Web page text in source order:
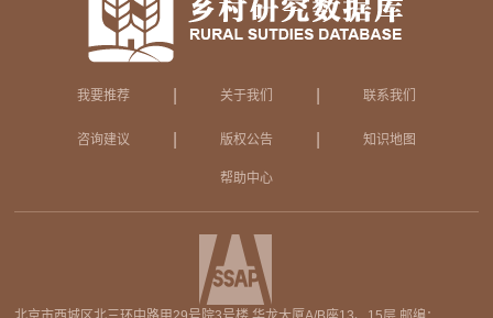
我要推荐 关于我们 联系我们
咨询建议 版权公告 知识地图
帮助中心